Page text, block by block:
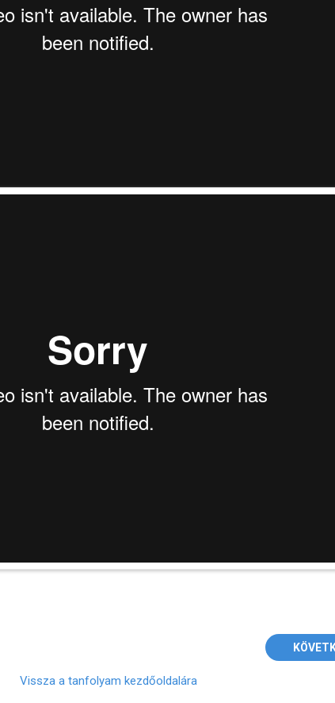
Vissza a tanfolyam kezdőoldalára